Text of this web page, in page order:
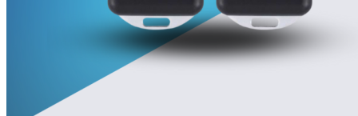
Cửa nhôm
Vách kính
Mái kính